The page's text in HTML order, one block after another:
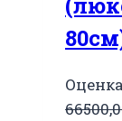
Оценка